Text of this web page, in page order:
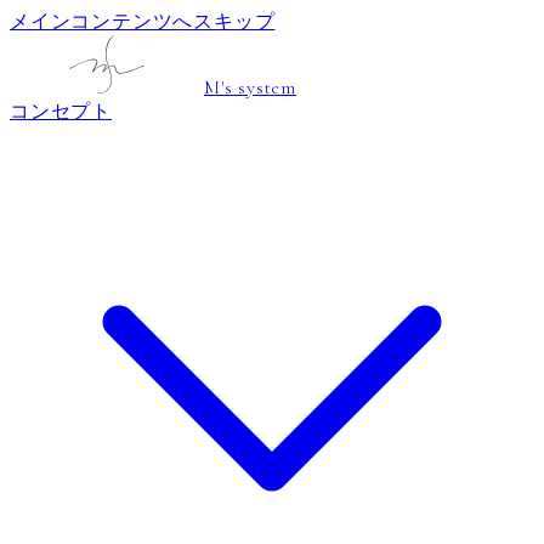
メインコンテンツへスキップ
M's system
コンセプト